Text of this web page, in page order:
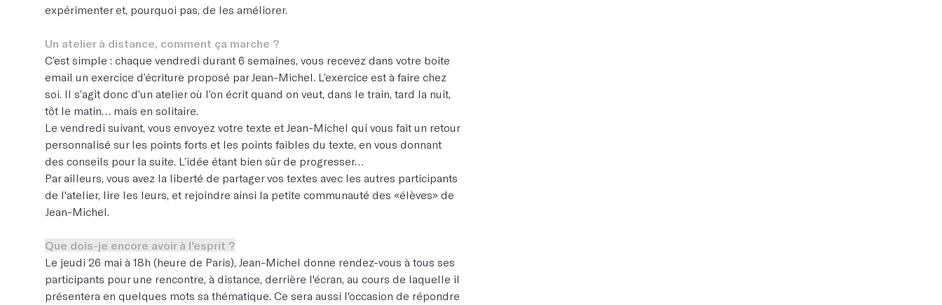
expérimenter et, pourquoi pas, de les améliorer.
Un atelier à distance, comment ça marche ?
C’est simple : chaque vendredi durant 6 semaines, vous recevez dans votre boite
email un exercice d’écriture proposé par Jean-Michel. L’exercice est à faire chez
soi. Il s’agit donc d’un atelier où l’on écrit quand on veut, dans le train, tard la nuit,
tôt le matin… mais en solitaire.
Le vendredi suivant, vous envoyez votre texte et Jean-Michel qui vous fait un retour
personnalisé sur les points forts et les points faibles du texte, en vous donnant
des conseils pour la suite. L’idée étant bien sûr de progresser…
Par ailleurs, vous avez la liberté de partager vos textes avec les autres participants
de l'atelier, lire les leurs, et rejoindre ainsi la petite communauté des «élèves» de
Jean-Michel.
Que dois-je encore avoir à l'esprit ?
Le jeudi 26 mai à 18h (heure de Paris), Jean-Michel donne rendez-vous à tous ses
participants pour une rencontre, à distance, derrière l'écran, au cours de laquelle il
présentera en quelques mots sa thématique. Ce sera aussi l'occasion de répondre